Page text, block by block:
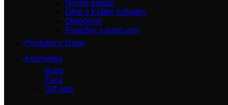
Nočné prádlo
Dlhé a Krátke košieľky
Oblečenie
Ponožky a pančuchy
Produkty v zľave
Kozmetika
Body
Face
Gift sets